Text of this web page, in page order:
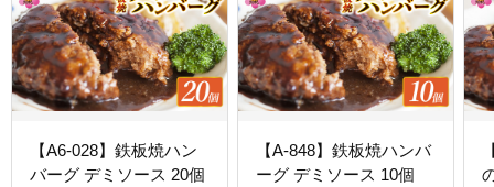
【A6-028】鉄板焼ハン
バーグ デミソース 20個
【A-848】鉄板焼ハンバ
ーグ デミソース 10個